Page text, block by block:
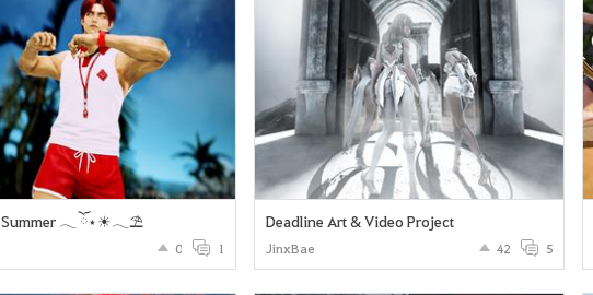
Summer 𓂃 ོ⋆☀︎𓂃⛱
0 1
Deadline Art & Video Project
JinxBae 42 5